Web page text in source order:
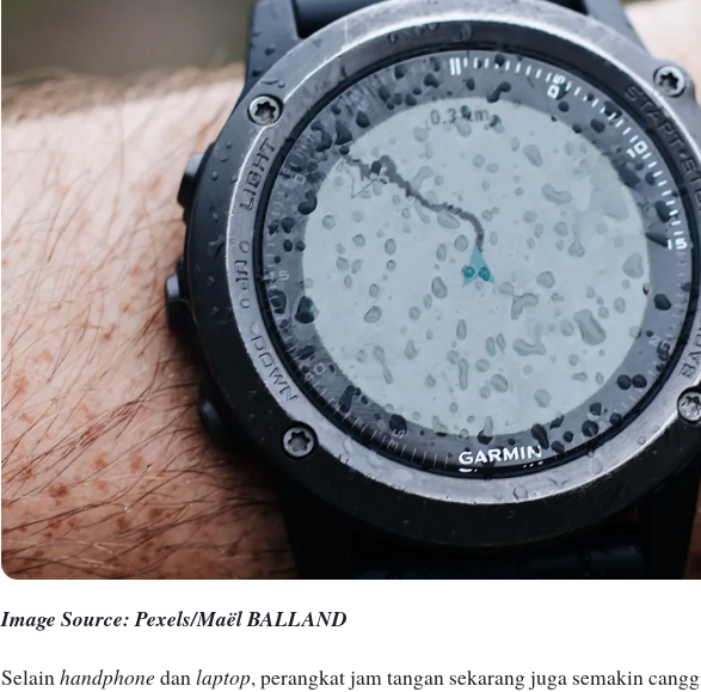
Image Source: Pexels/Maël BALLAND
Selainhandphone danlaptop, perangkat jam tangan sekarang juga semakin